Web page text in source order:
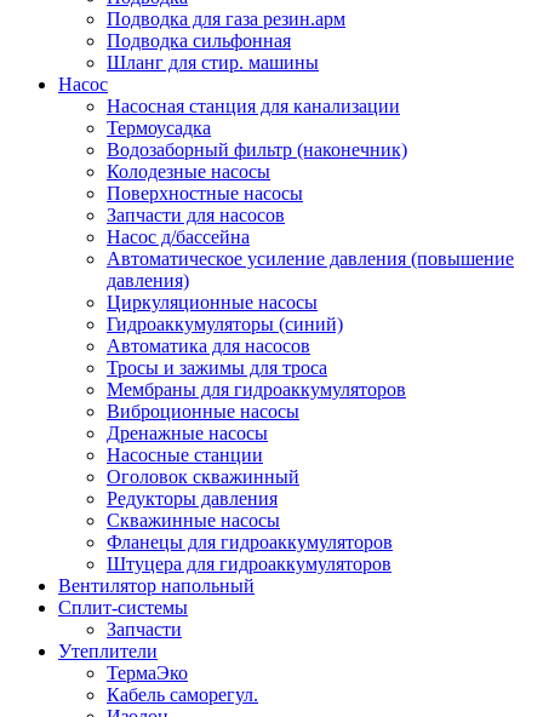
Подводка для газа резин.арм
Подводка сильфонная
Шланг для стир. машины
Насос
Насосная станция для канализации
Термоусадка
Водозаборный фильтр (наконечник)
Колодезные насосы
Поверхностные насосы
Запчасти для насосов
Насос д/бассейна
Автоматическое усиление давления (повышение
давления)
Циркуляционные насосы
Гидроаккумуляторы (синий)
Автоматика для насосов
Тросы и зажимы для троса
Мембраны для гидроаккумуляторов
Виброционные насосы
Дренажные насосы
Насосные станции
Оголовок скважинный
Редукторы давления
Скважинные насосы
Фланецы для гидроаккумуляторов
Штуцера для гидроаккумуляторов
Вентилятор напольный
Сплит-системы
Запчасти
Утеплители
ТермаЭко
Кабель саморегул.